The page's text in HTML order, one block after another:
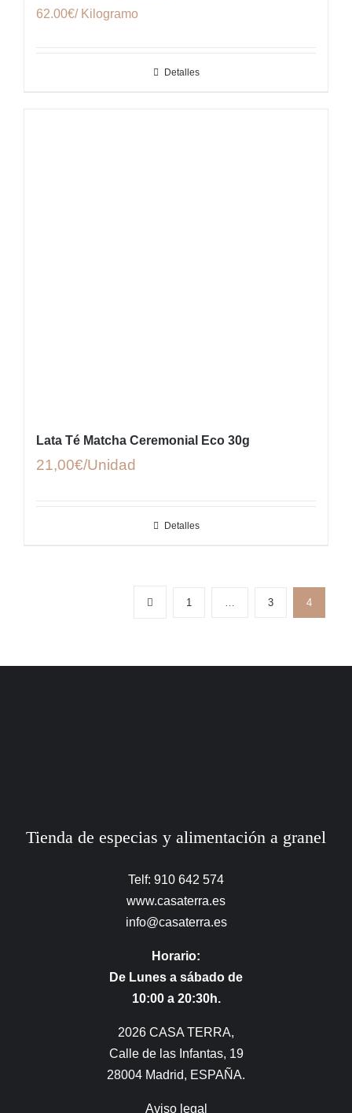
62.00€/ Kilogramo
Detalles
Lata Té Matcha Ceremonial Eco 30g
21,00€
Detalles
1 3 4
Tienda de especias y alimentación a granel
Telf: 910 642 574
www.casaterra.es
info@casaterra.es
Horario:
De Lunes a sábado de
10:00 a 20:30h.
2026 CASA TERRA,
Calle de las Infantas, 19
28004 Madrid, ESPAÑA.
Aviso legal